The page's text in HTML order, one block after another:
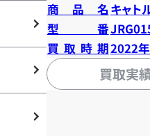
商品名 キャト
型番
買取時期2022
買取実